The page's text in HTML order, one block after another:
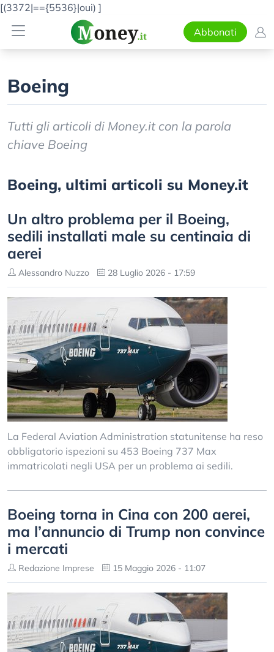
[(3372|=={5536}|oui) ]
Abbonati
Boeing
Tutti gli articoli di Money.it con la parola
chiave Boeing
Boeing, ultimi articoli su Money.it
Un altro problema per il Boeing,
sedili installati male su centinaia di
aerei
Alessandro Nuzzo 28 Luglio 2026 - 17:59
La Federal Aviation Administration statunitense ha reso
obbligatorio ispezioni su 453 Boeing 737 Max
immatricolati negli USA per un problema ai sedili.
Boeing torna in Cina con 200 aerei,
ma l’annuncio di Trump non convince
i mercati
Redazione Imprese 15 Maggio 2026 - 11:07